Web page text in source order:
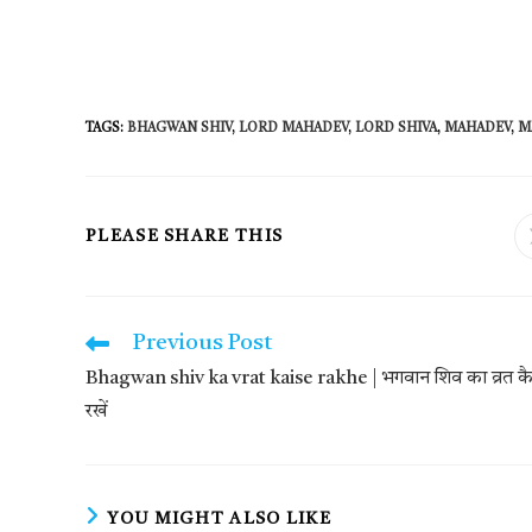
TAGS: BHAGWAN SHIV, LORD MAHADEV, LORD SHIVA, MAHADEV,
PLEASE SHARE THISSHARE
Read
more
articles
Previous Post
Bhagwan shiv ka vrat kaise rakhe | भगवान शिव का व्रत
रखें
YOU MIGHT ALSO LIKE